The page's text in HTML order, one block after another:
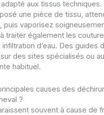
aux tissus techniques.
une pièce de tissu,
puis vaporisez
traiter également les
d’eau. Des guides
des sites spécialisés ou
habituel.
causes des
?
souvent à cause de